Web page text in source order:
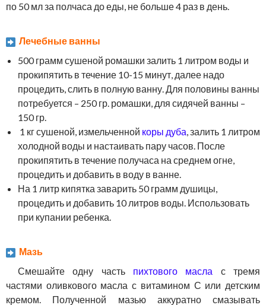
по 50 мл за полчаса до еды, не больше 4 раз в день.
Лечебные ванны
500 грамм сушеной ромашки залить 1 литром воды и
прокипятить в течение 10-15 минут, далее надо
процедить, слить в полную ванну. Для половины ванны
потребуется – 250 гр. ромашки, для сидячей ванны –
150 гр.
1 кг сушеной, измельченной коры дуба, залить 1 литром
холодной воды и настаивать пару часов. После
прокипятить в течение получаса на среднем огне,
процедить и добавить в воду в ванне.
На 1 литр кипятка заварить 50 грамм душицы,
процедить и добавить 10 литров воды. Использовать
при купании ребенка.
Мазь
Смешайте одну часть пихтового масла с тремя
частями оливкового масла с витамином С или детским
кремом. Полученной мазью аккуратно смазывать